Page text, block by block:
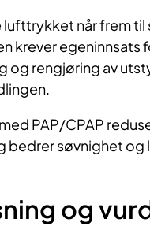
når frem
krever
og rengjøring av
PAP/CPAP
bedrer søvnighet og
og